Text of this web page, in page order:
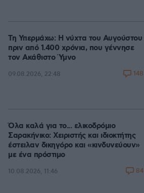
Τη Υπερμάχω: Η νύχτα του Αυγούστου
πριν από 1.400 χρόνια, που γέννησε
τον Ακάθιστο Ύμνο
09.08.2026, 22:48 148
Όλα καλά για το... ελικοδρόμιο
Σαρακήνικο: Χειριστής και ιδιοκτήτης
έστειλαν δικηγόρο και «κινδυνεύουν»
με ένα πρόστιμο
10.08.2026, 11:46 84